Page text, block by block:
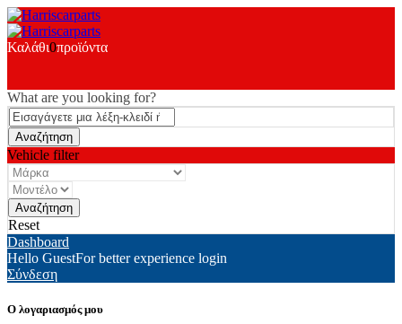
Καλάθι0προϊόντα
What are you looking for?
Vehicle filter
Reset
Dashboard
Hello GuestFor better experience login
Σύνδεση
Ο λογαριασμός μου